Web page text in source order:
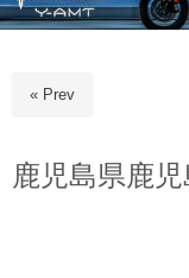
« Prev
鹿児島県鹿